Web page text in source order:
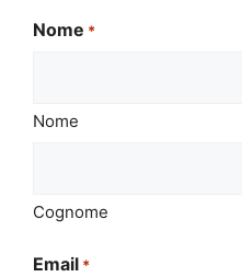
Nome *
Nome
Cognome
Email *